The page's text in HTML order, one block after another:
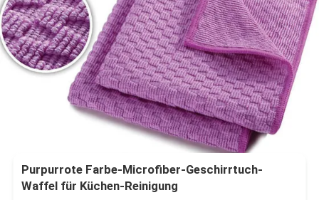
Purpurrote Farbe-Microfiber-Geschirrtuch-
Waffel für Küchen-Reinigung